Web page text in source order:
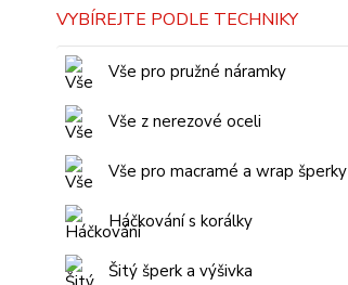
VYBÍREJTE PODLE TECHNIKY
Vše pro pružné náramky
Vše z nerezové oceli
Vše pro macramé a wrap šperky
Háčkování s korálky
Šitý šperk a výšivka